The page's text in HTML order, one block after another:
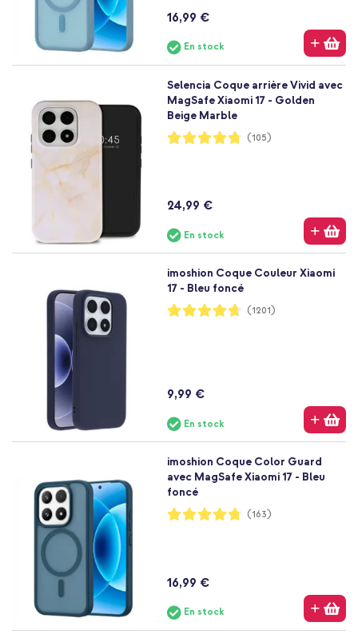
16,99 €
En stock
Selencia Coque arrière Vivid avec
MagSafe Xiaomi 17 - Golden
Beige Marble
Notation:
95%
(105)
24,99 €
En stock
imoshion Coque Couleur Xiaomi
17 - Bleu foncé
Notation:
94%
(1201)
9,99 €
En stock
imoshion Coque Color Guard
avec MagSafe Xiaomi 17 - Bleu
foncé
Notation:
95%
(163)
16,99 €
En stock